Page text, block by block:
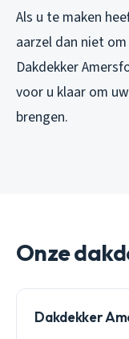
Als u te maken
aarzel dan niet
Dakdekker
voor u klaar om
brengen.
Onze
Dakdekker